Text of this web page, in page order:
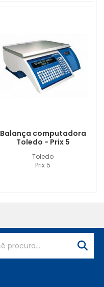
Toledo
Prix 5
Balança computadora
Toledo - Prix 5